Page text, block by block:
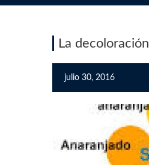
La
julio 30, 2016